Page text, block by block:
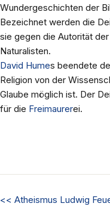
Wundergeschichten der
Bezeichnet werden die
sie gegen die Autorität
Naturalisten.
David Humes beendete
Religion von der
Glaube möglich ist. Der
für die Freimaurerei.
<< Atheismus Ludwig